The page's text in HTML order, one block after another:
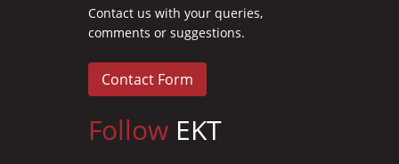
Contact us with your queries,
comments or suggestions.
Contact Form
Follow EKT